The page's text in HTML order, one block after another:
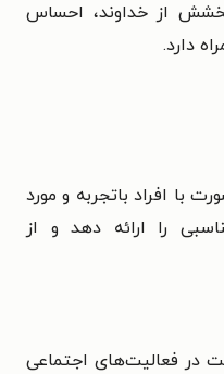
از خداوند، احساس
دارد.
با افراد باتجربه و مورد
را ارائه دهد و از
در فعالیت‌های اجتماعی